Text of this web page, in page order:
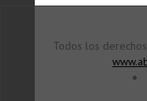
Todos los